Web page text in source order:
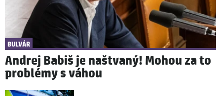
BULVÁR
Andrej Babiš je naštvaný! Mohou za to
problémy s váhou